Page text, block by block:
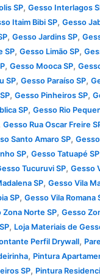
SP,Gesso Interlagos
Itaim Bibi SP,Gesso
,Gesso Jardins SP,
SP,Gesso Limão SP,
,Gesso Mooca SP,
SP,Gesso Paraíso SP,
,Gesso Pinheiros SP,
SP,Gesso Rio
Gesso Rua Oscar Freire
Santo Amaro SP,
SP,Gesso Tatuapé SP
Tucuruvi SP,Gesso
SP,Gesso Vila
SP,Gesso Vila Romana
Zona Norte SP,Gesso
, Loja Materiais de
Perfil Drywall,
, Pintura
SP, Pintura